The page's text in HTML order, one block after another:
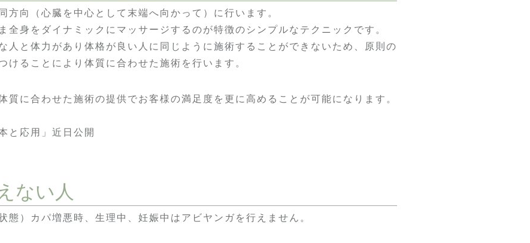
方向（心臓を中心として末端へ向かって）に行います。
全身をダイナミックにマッサージするのが特徴のシンプルなテクニックです。
人と体力があり体格が良い人に同じように施術することができないため、原則の
けることにより体質に合わせた施術を行います。
質に合わせた施術の提供でお客様の満足度を更に高めることが可能になります。
と応用」近日公開
ない人
態）カパ増悪時、生理中、妊娠中はアビヤンガを行えません。